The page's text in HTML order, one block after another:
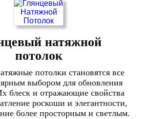
натяжной
потолок
потолки становятся все
выбором для обновления
блеск и отражающие свойства
роскоши и элегантности,
более просторным и светлым.